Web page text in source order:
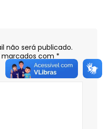
não será publicado.
marcados com *